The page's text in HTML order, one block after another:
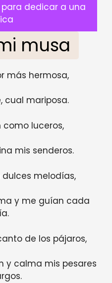
dedicar a una
musa
más hermosa,
cual mariposa.
como luceros,
mis senderos.
dulces melodías,
y me guían cada
de los pájaros,
y calma mis pesares